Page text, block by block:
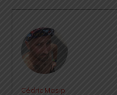
Cédric Masip